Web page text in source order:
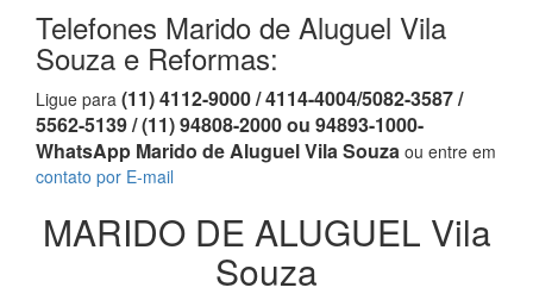
Telefones Marido de Aluguel Vila
Souza e Reformas:
Ligue para (11) 4112-9000 / 4114-4004/5082-3587 /
5562-5139 / (11) 94808-2000 ou 94893-1000-
WhatsApp Marido de Aluguel Vila Souza ou entre em
contato por E-mail
MARIDO DE ALUGUEL Vila
Souza